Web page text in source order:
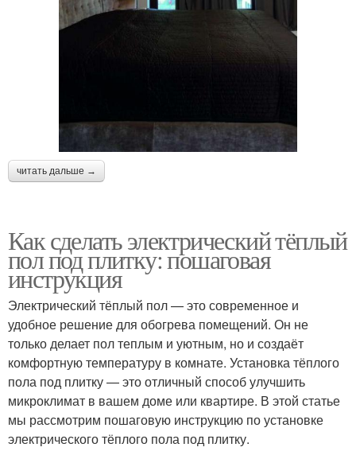
читать дальше →
Как сделать электрический тёплый
пол под плитку: пошаговая
инструкция
Электрический тёплый пол — это современное и
удобное решение для обогрева помещений. Он не
только делает пол теплым и уютным, но и создаёт
комфортную температуру в комнате. Установка тёплого
пола под плитку — это отличный способ улучшить
микроклимат в вашем доме или квартире. В этой статье
мы рассмотрим пошаговую инструкцию по установке
электрического тёплого пола под плитку.